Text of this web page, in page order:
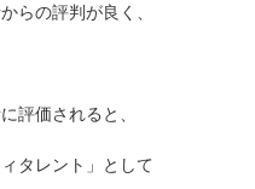
らの評判が良く、
評価されると、
タレント」として